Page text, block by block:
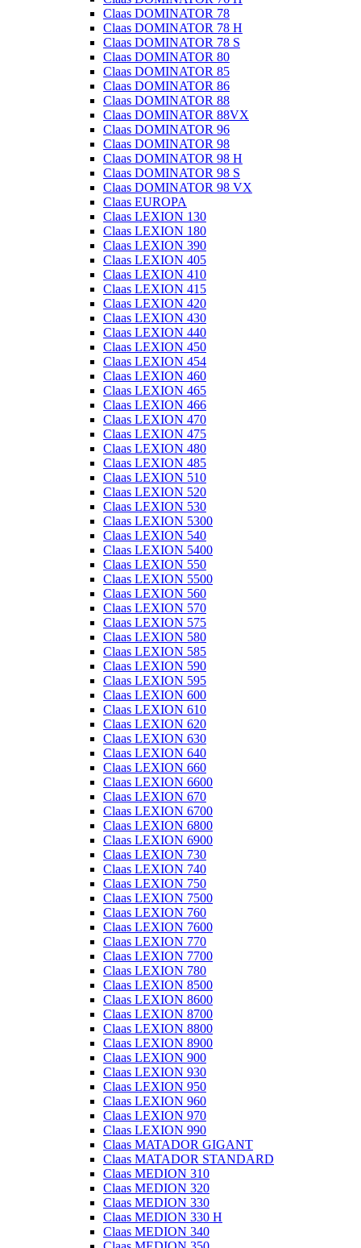
Claas DOMINATOR 78
Claas DOMINATOR 78 H
Claas DOMINATOR 78 S
Claas DOMINATOR 80
Claas DOMINATOR 85
Claas DOMINATOR 86
Claas DOMINATOR 88
Claas DOMINATOR 88VX
Claas DOMINATOR 96
Claas DOMINATOR 98
Claas DOMINATOR 98 H
Claas DOMINATOR 98 S
Claas DOMINATOR 98 VX
Claas EUROPA
Claas LEXION 130
Claas LEXION 180
Claas LEXION 390
Claas LEXION 405
Claas LEXION 410
Claas LEXION 415
Claas LEXION 420
Claas LEXION 430
Claas LEXION 440
Claas LEXION 450
Claas LEXION 454
Claas LEXION 460
Claas LEXION 465
Claas LEXION 466
Claas LEXION 470
Claas LEXION 475
Claas LEXION 480
Claas LEXION 485
Claas LEXION 510
Claas LEXION 520
Claas LEXION 530
Claas LEXION 5300
Claas LEXION 540
Claas LEXION 5400
Claas LEXION 550
Claas LEXION 5500
Claas LEXION 560
Claas LEXION 570
Claas LEXION 575
Claas LEXION 580
Claas LEXION 585
Claas LEXION 590
Claas LEXION 595
Claas LEXION 600
Claas LEXION 610
Claas LEXION 620
Claas LEXION 630
Claas LEXION 640
Claas LEXION 660
Claas LEXION 6600
Claas LEXION 670
Claas LEXION 6700
Claas LEXION 6800
Claas LEXION 6900
Claas LEXION 730
Claas LEXION 740
Claas LEXION 750
Claas LEXION 7500
Claas LEXION 760
Claas LEXION 7600
Claas LEXION 770
Claas LEXION 7700
Claas LEXION 780
Claas LEXION 8500
Claas LEXION 8600
Claas LEXION 8700
Claas LEXION 8800
Claas LEXION 8900
Claas LEXION 900
Claas LEXION 930
Claas LEXION 950
Claas LEXION 960
Claas LEXION 970
Claas LEXION 990
Claas MATADOR GIGANT
Claas MATADOR STANDARD
Claas MEDION 310
Claas MEDION 320
Claas MEDION 330
Claas MEDION 330 H
Claas MEDION 340